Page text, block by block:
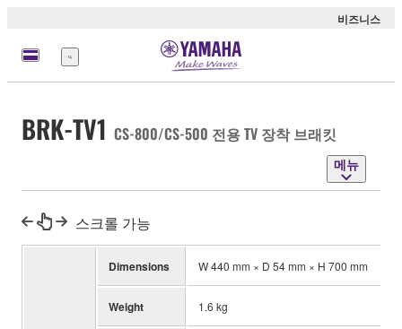
비즈니스
메
뉴
BRK-TV1 CS-800/CS-500 전용 TV 장착 브래킷
메뉴
스크롤 가능
Dimensions W 440 mm × D 54 mm × H 700 mm
Weight 1.6 kg